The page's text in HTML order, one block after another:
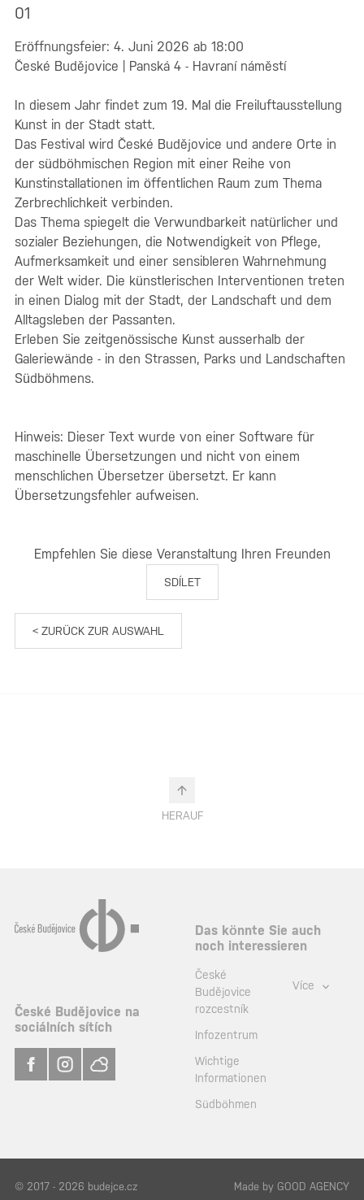
01
Eröffnungsfeier: 4. Juni 2026 ab 18:00
České Budějovice | Panská 4 - Havraní náměstí
In diesem Jahr findet zum 19. Mal die Freiluftausstellung
Kunst in der Stadt statt.
Das Festival wird České Budějovice und andere Orte in
der südböhmischen Region mit einer Reihe von
Kunstinstallationen im öffentlichen Raum zum Thema
Zerbrechlichkeit verbinden.
Das Thema spiegelt die Verwundbarkeit natürlicher und
sozialer Beziehungen, die Notwendigkeit von Pflege,
Aufmerksamkeit und einer sensibleren Wahrnehmung
der Welt wider. Die künstlerischen Interventionen treten
in einen Dialog mit der Stadt, der Landschaft und dem
Alltagsleben der Passanten.
Erleben Sie zeitgenössische Kunst ausserhalb der
Galeriewände - in den Strassen, Parks und Landschaften
Südböhmens.
Hinweis: Dieser Text wurde von einer Software für
maschinelle Übersetzungen und nicht von einem
menschlichen Übersetzer übersetzt. Er kann
Übersetzungsfehler aufweisen.
Empfehlen Sie diese Veranstaltung Ihren Freunden
SDÍLET
< ZURÜCK ZUR AUSWAHL
HERAUF
České Budějovice na
sociálních sítích
Das könnte Sie auch
noch interessieren
České
Budějovice
rozcestník
Infozentrum
Wichtige
Informationen
Südböhmen
Více
© 2017 - 2026 budejce.cz Made by GOOD AGENCY